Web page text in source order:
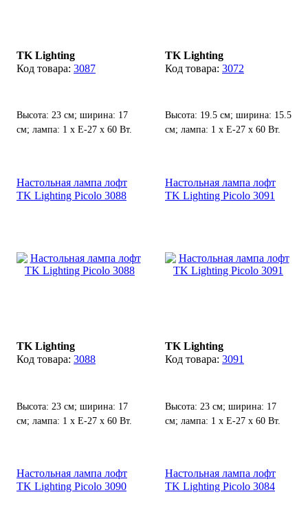
TK Lighting
3087
Высота: 23 см; ширина: 17
см; лампа: 1 х Е-27 х 60 Вт.
TK Lighting
3072
Высота: 19.5 см; ширина: 15.5
см; лампа: 1 х Е-27 х 60 Вт.
Настольная лампа лофт
TK Lighting Picolo 3088
TK Lighting
3088
Высота: 23 см; ширина: 17
см; лампа: 1 х Е-27 х 60 Вт.
Настольная лампа лофт
TK Lighting Picolo 3091
TK Lighting
3091
Высота: 23 см; ширина: 17
см; лампа: 1 х Е-27 х 60 Вт.
Настольная лампа лофт
TK Lighting Picolo 3090
Настольная лампа лофт
TK Lighting Picolo 3084